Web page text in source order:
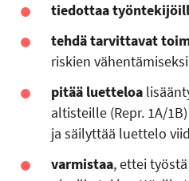
tiedottaa
tehdä tarvittavat
riskien vähentämiseksi
pitää luetteloa
altisteille (Repr. 1A/
ja säilyttää luettelo
varmistaa, ettei